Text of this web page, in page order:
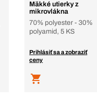
Mäkké utierky z
mikrovlákna
70% polyester - 30%
polyamid, 5 KS
Prihlásiť sa a zobraziť
ceny